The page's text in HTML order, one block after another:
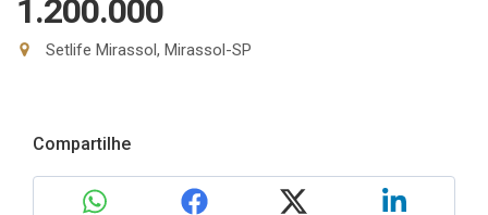
1.200.000
Setlife Mirassol, Mirassol-SP
Compartilhe